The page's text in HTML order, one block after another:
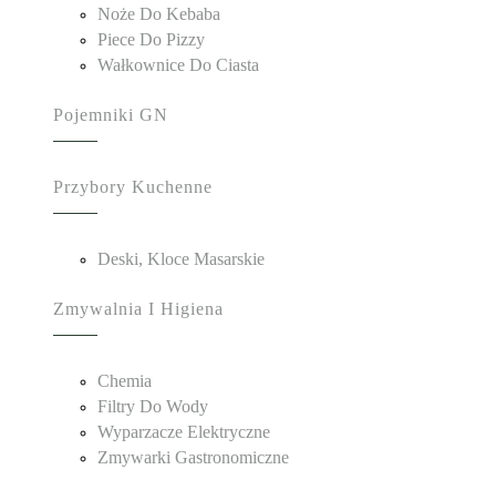
Noże Do Kebaba
Piece Do Pizzy
Wałkownice Do Ciasta
Pojemniki GN
Przybory Kuchenne
Deski, Kloce Masarskie
Zmywalnia I Higiena
Chemia
Filtry Do Wody
Wyparzacze Elektryczne
Zmywarki Gastronomiczne